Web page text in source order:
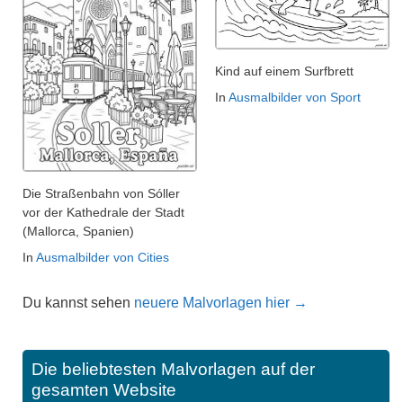
Die Straßenbahn von Sóller
vor der Kathedrale der Stadt
(Mallorca, Spanien)
In Ausmalbilder von Cities
Kind auf einem Surfbrett
In Ausmalbilder von Sport
Du kannst sehen neuere Malvorlagen hier →
Die beliebtesten Malvorlagen auf der
gesamten Website